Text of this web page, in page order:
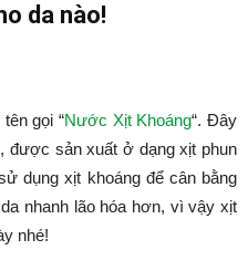
da nào!
gọi “Nước Xịt Khoáng“. Đây
được sản xuất ở dạng xịt phun
dụng xịt khoáng để cân bằng
nhanh lão hóa hơn, vì vậy xịt
nhé!